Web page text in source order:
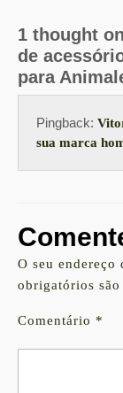
1 thought
de
para
Pingback:
sua marca
O seu endereço
obrigatórios são
Comentário *